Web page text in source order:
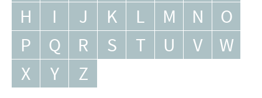
H
I J K L M N
O
P
Q R S T U V
W
X
Y Z